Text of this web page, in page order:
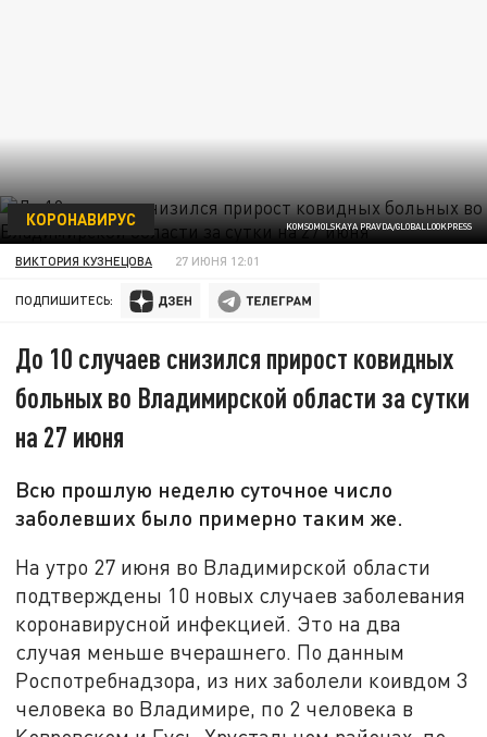
KOMSOMOLSKAYA PRAVDA/GLOBALLOOKPRESS
КОРОНАВИРУС
ВИКТОРИЯ КУЗНЕЦОВА 27 ИЮНЯ 12:01
ПОДПИШИТЕСЬ:
До 10 случаев снизился прирост ковидных
больных во Владимирской области за сутки
на 27 июня
Всю прошлую неделю суточное число
заболевших было примерно таким же.
На утро 27 июня во Владимирской области
подтверждены 10 новых случаев заболевания
коронавирусной инфекцией. Это на два
случая меньше вчерашнего. По данным
Роспотребнадзора, из них заболели коивдом 3
человека во Владимире, по 2 человека в